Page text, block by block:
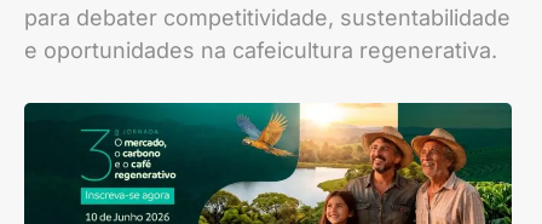
para debater competitividade, sustentabilidade
e oportunidades na cafeicultura regenerativa.